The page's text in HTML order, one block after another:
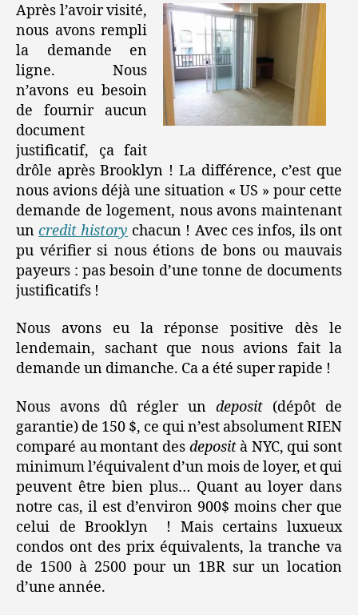
Après l’avoir visité,
nous avons rempli
la demande en
ligne. Nous
n’avons eu besoin
de fournir aucun
document
justificatif, ça fait
drôle après Brooklyn ! La différence, c’est que
nous avions déjà une situation « US » pour cette
demande de logement, nous avons maintenant
uncredit history chacun ! Avec ces infos, ils ont
pu vérifier si nous étions de bons ou mauvais
payeurs : pas besoin d’une tonne de documents
justificatifs !
Nous avons eu la réponse positive dès le
lendemain, sachant que nous avions fait la
demande un dimanche. Ca a été super rapide !
Nous avons dû régler un deposit (dépôt de
garantie) de 150 $, ce qui n’est absolument RIEN
comparé au montant des deposità NYC, qui sont
minimum l’équivalent d’un mois de loyer, et qui
peuvent être bien plus… Quant au loyer dans
notre cas, il est d’environ 900$ moins cher que
celui de Brooklyn ! Mais certains luxueux
condos ont des prix équivalents, la tranche va
de 1500 à 2500 pour un 1BR sur un location
d’une année.